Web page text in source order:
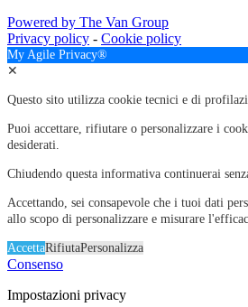
Powered by The Van Group
Privacy policy - Cookie policy
My Agile Privacy®
✕
Questo sito utilizza cookie tecnici e di
Puoi accettare, rifiutare o personalizzare i
desiderati.
Chiudendo questa informativa continuerai
Accettando, sei consapevole che i tuoi dati
allo scopo di personalizzare e misurare
AccettaRifiutaPersonalizza
Consenso
Impostazioni privacy